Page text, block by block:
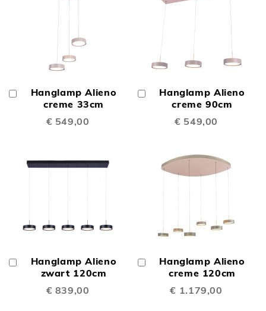
Hanglamp Alieno
creme 33cm
€ 549,00
Winkelwagen
Hanglamp Alieno
creme 90cm
€ 549,00
Winkelwagen
Hanglamp Alieno
zwart 120cm
€ 839,00
Winkelwagen
Hanglamp Alieno
creme 120cm
€ 1.179,00
Winkelwagen